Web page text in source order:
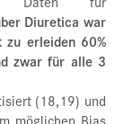
Diuretica war
zu erleiden 60%
zwar für alle 3
(18,19) und
möglichen Bias